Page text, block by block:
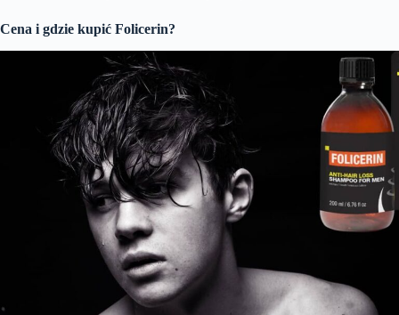
Cena i gdzie kupić Folicerin?